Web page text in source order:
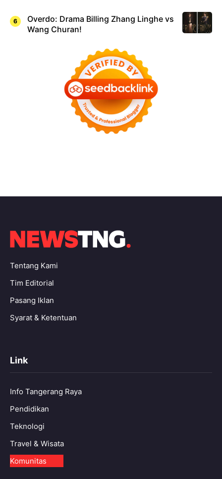
Overdo: Drama Billing Zhang Linghe vs
Wang Churan!
Tentang Kami
Tim Editorial
Pasang Iklan
Syarat & Ketentuan
Link
Info Tangerang Raya
Pendidikan
Teknologi
Travel & Wisata
Komunitas